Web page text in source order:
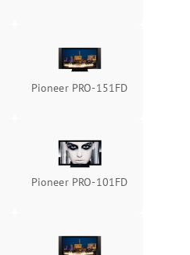
Pioneer PRO-151FD
Pioneer PRO-101FD